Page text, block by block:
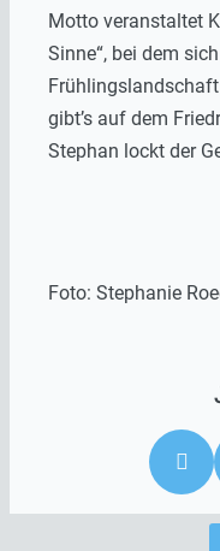
Motto veranstaltet
Sinne“, bei dem
gibt’s auf dem
Stephan lockt der
Foto: Stephanie